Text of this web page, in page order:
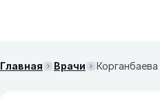
Главная Врачи